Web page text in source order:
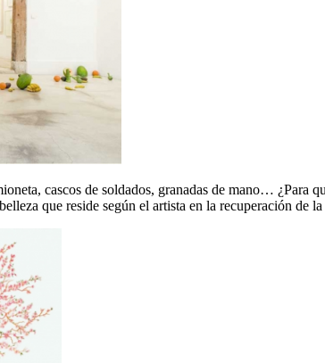
cascos de soldados, granadas de mano… ¿Para
que reside según el artista en la recuperación de la